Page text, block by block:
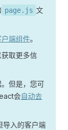
page.js 文
户端组件。
取更多信
但是，您可
会自动去
导入的客户端